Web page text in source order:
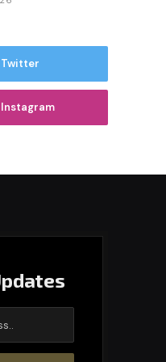
Twitter
Instagram